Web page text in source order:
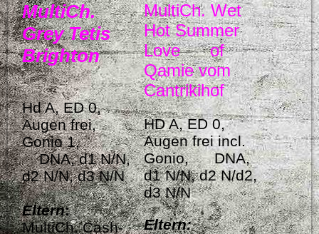
MultiCh.
Grey Tetis
Brighton
Hd A, ED 0,
Augen frei,
Gonio 1,
DNA, d1 N/N,
d2 N/N, d3 N/N
Eltern:
MultiCh. Cash-
MultiCh. Wet
Hot Summer
Love of
Qamie vom
Cantrikihof
HD A, ED 0,
Augen frei incl.
Gonio, DNA,
d1 N/N, d2 N/d2,
d3 N/N
Eltern: